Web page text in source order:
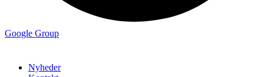
Google Group
Nyheder